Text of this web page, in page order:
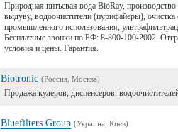
Природная питьевая вода BioRay,
выдуву, водоочистители (пурифайеры),
промышленного использования,
Бесплатные звонки по РФ: 8-800-100-2002.
условия и цены. Гарантия.
Biotronic (Россия, Москва)
Продажа кулеров, диспенсеров,
Bluefilters Group (Украина, Киев)